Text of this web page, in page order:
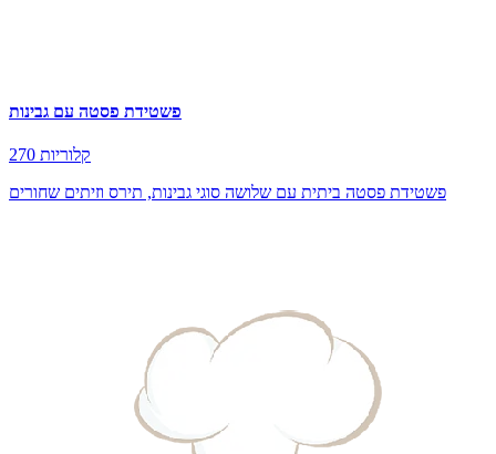
פשטידת פסטה עם גבינות
270 קלוריות
פשטידת פסטה ביתית עם שלושה סוגי גבינות, תירס וזיתים שחורים